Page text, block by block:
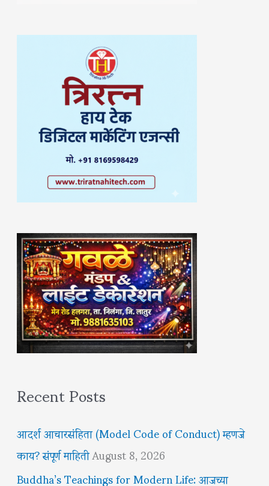
Recent Posts
आदर्श आचारसंहिता (Model Code of Conduct) म्हणजे
काय? संपूर्ण माहितीAugust 8, 2026
Buddha’s Teachings for Modern Life: आजच्या